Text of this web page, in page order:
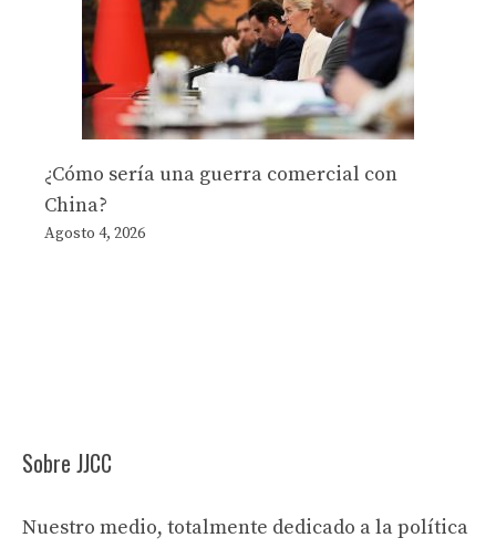
¿Cómo sería una guerra comercial con
China?
Agosto 4, 2026
Sobre JJCC
Nuestro medio, totalmente dedicado a la política